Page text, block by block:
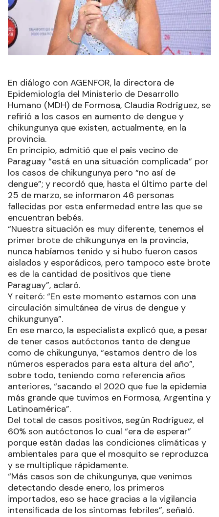
En diálogo con AGENFOR, la directora de
Epidemiología del Ministerio de Desarrollo
Humano (MDH) de Formosa, Claudia Rodríguez, se
refirió a los casos en aumento de dengue y
chikungunya que existen, actualmente, en la
provincia.
En principio, admitió que el país vecino de
Paraguay “está en una situación complicada” por
los casos de chikungunya pero “no así de
dengue”; y recordó que, hasta el último parte del
25 de marzo, se informaron 46 personas
fallecidas por esta enfermedad entre las que se
encuentran bebés.
“Nuestra situación es muy diferente, tenemos el
primer brote de chikungunya en la provincia,
nunca habíamos tenido y si hubo fueron casos
aislados y esporádicos, pero tampoco este brote
es de la cantidad de positivos que tiene
Paraguay”, aclaró.
Y reiteró: “En este momento estamos con una
circulación simultánea de virus de dengue y
chikungunya”.
En ese marco, la especialista explicó que, a pesar
de tener casos autóctonos tanto de dengue
como de chikungunya, “estamos dentro de los
números esperados para esta altura del año”,
sobre todo, teniendo como referencia años
anteriores, “sacando el 2020 que fue la epidemia
más grande que tuvimos en Formosa, Argentina y
Latinoamérica”.
Del total de casos positivos, según Rodríguez, el
60% son autóctonos lo cual “era de esperar”
porque están dadas las condiciones climáticas y
ambientales para que el mosquito se reproduzca
y se multiplique rápidamente.
“Más casos son de chikungunya, que venimos
detectando desde enero, los primeros
importados, eso se hace gracias a la vigilancia
intensificada de los síntomas febriles”, señaló.